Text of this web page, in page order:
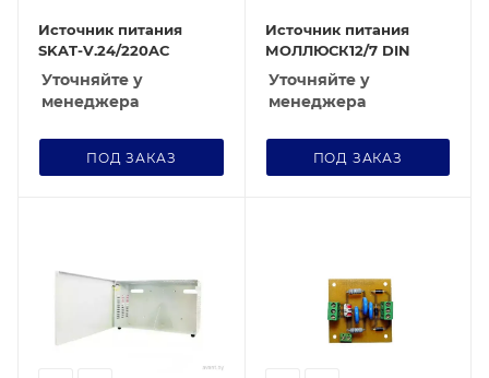
Источник питания
SKAT-V.24/220AC
Уточняйте у
менеджера
ПОД ЗАКАЗ
Источник питания
МОЛЛЮСК12/7 DIN
Уточняйте у
менеджера
ПОД ЗАКАЗ